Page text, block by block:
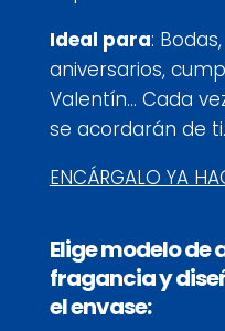
Ideal para:
aniversarios,
Valentín… Cada
se acordarán de ti.
ENCÁRGALO YA
Elige modelo
fragancia y
el envase: